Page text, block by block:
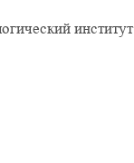
институт